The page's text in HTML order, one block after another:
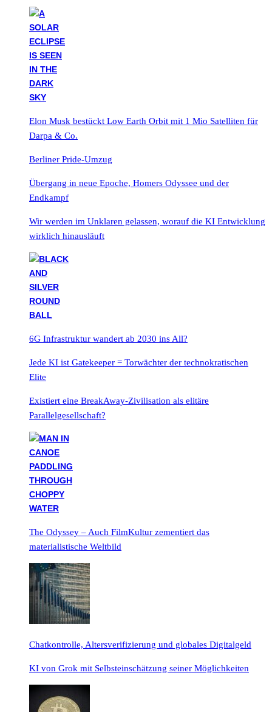
Elon Musk bestückt Low Earth Orbit mit 1 Mio Satelliten für
Darpa & Co.
Berliner Pride-Umzug
Übergang in neue Epoche, Homers Odyssee und der
Endkampf
Wir werden im Unklaren gelassen, worauf die KI Entwicklung
wirklich hinausläuft
6G Infrastruktur wandert ab 2030 ins All?
Jede KI ist Gatekeeper = Torwächter der technokratischen
Elite
Existiert eine BreakAway-Zivilisation als elitäre
Parallelgesellschaft?
The Odyssey – Auch FilmKultur zementiert das
materialistische Weltbild
Chatkontrolle, Altersverifizierung und globales Digitalgeld
KI von Grok mit Selbsteinschätzung seiner Möglichkeiten